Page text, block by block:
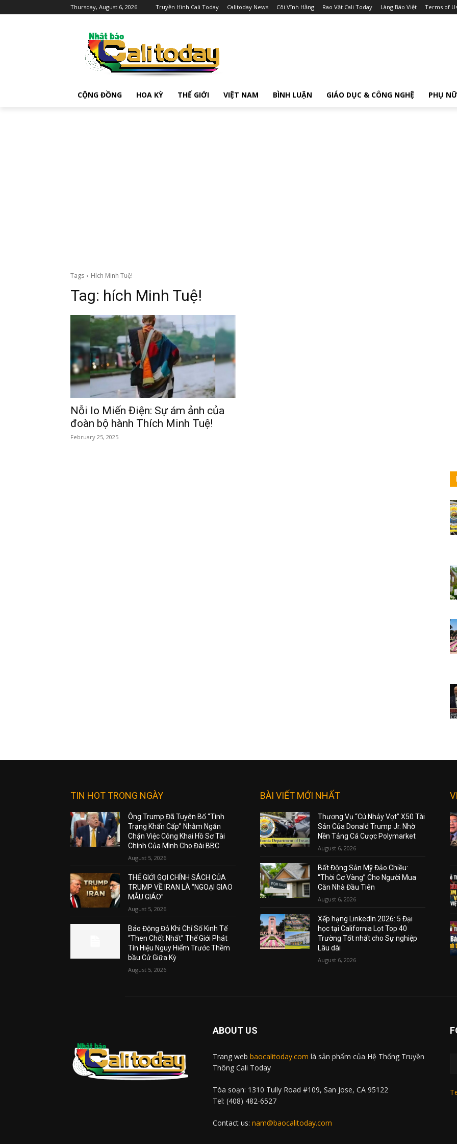
Thursday, August 6, 2026 Truyền Hình Cali Today Calitoday News Cõi Vĩnh Hằng Rao Vặt Cali Today Làng Báo Việt Terms of
CỘNG ĐỒNG HOA KỲ THẾ GIỚI VIỆT NAM BÌNH LUẬN GIÁO DỤC & CÔNG NGHỆ PHỤ NỮ
Tags Hích Minh Tuệ!
Tag: hích Minh Tuệ!
Nỗi lo Miến Điện: Sự ám ảnh của
đoàn bộ hành Thích Minh Tuệ!
February 25, 2025
TIN HOT TRONG NGÀY
Ông Trump Đã Tuyên Bố “Tình
Trạng Khẩn Cấp” Nhằm Ngăn
Chặn Việc Công Khai Hồ Sơ Tài
Chính Của Mình Cho Đài BBC
August 5, 2026
THẾ GIỚI GỌI CHÍNH SÁCH CỦA
TRUMP VỀ IRAN LÀ “NGOẠI GIAO
MẪU GIÁO”
August 5, 2026
Báo Động Đỏ Khi Chỉ Số Kinh Tế
“Then Chốt Nhất” Thế Giới Phát
Tín Hiệu Nguy Hiểm Trước Thềm
bầu Cử Giữa Kỳ
August 5, 2026
BÀI VIẾT MỚI NHẤT
Thương Vụ “Cú Nhảy Vọt” X50 Tài
Sản Của Donald Trump Jr. Nhờ
Nền Tảng Cá Cược Polymarket
August 6, 2026
Bất Động Sản Mỹ Đảo Chiều:
“Thời Cơ Vàng” Cho Người Mua
Căn Nhà Đầu Tiên
August 6, 2026
Xếp hạng LinkedIn 2026: 5 Đại
học tại California Lọt Top 40
Trường Tốt nhất cho Sự nghiệp
Lâu dài
August 6, 2026
ABOUT US
Trang web baocalitoday.com là sản phẩm của Hệ Thống Truyền
Thông Cali Today
Tòa soạn: 1310 Tully Road #109, San Jose, CA 95122
Tel: (408) 482-6527
Contact us: nam@baocalitoday.com